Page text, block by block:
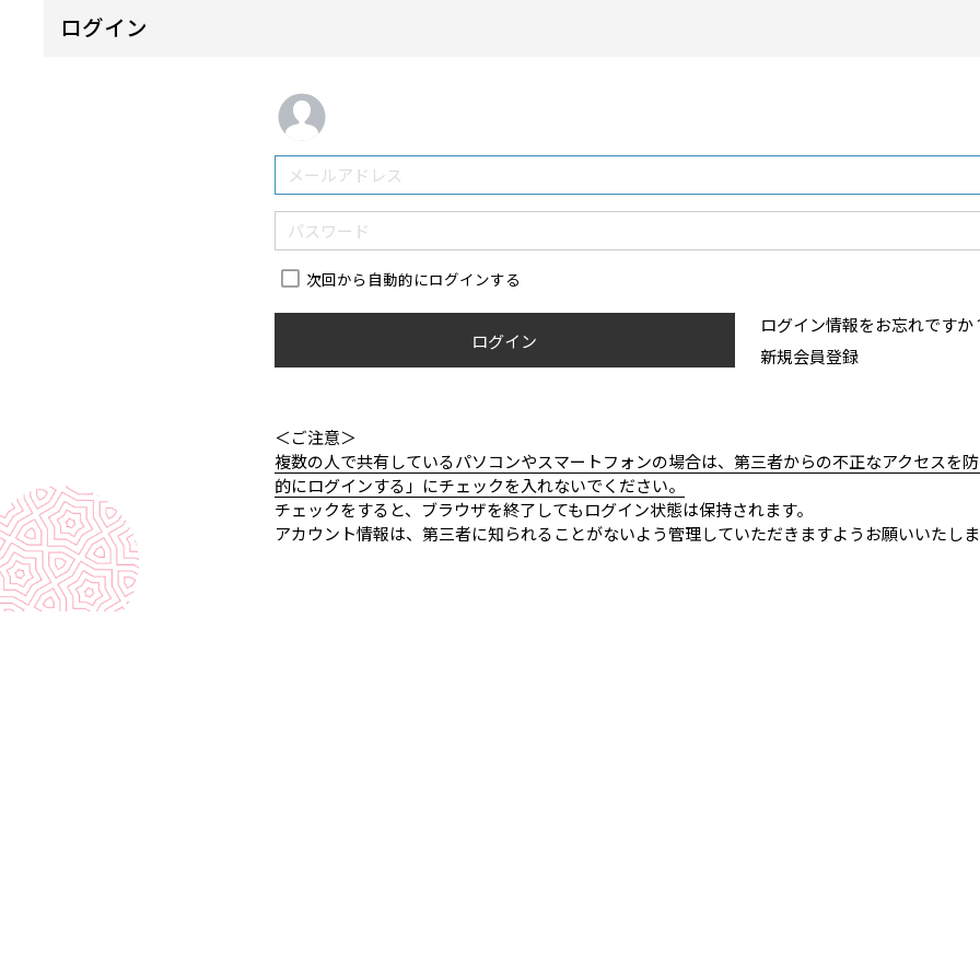
ログイン
次回から自動的にログインする
ログイン
ログイン情報をお忘れですか
新規会員登録
＜ご注意＞
複数の人で共有しているパソコンやスマートフォンの場合は、第三者からの不正なアクセスを
的にログインする」にチェックを入れないでください。
チェックをすると、ブラウザを終了してもログイン状態は保持されます。
アカウント情報は、第三者に知られることがないよう管理していただきますようお願いいたし